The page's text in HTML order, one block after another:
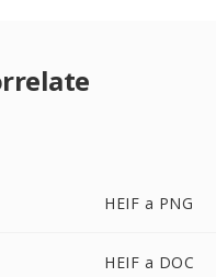
HEIF a PNG
HEIF a DOC